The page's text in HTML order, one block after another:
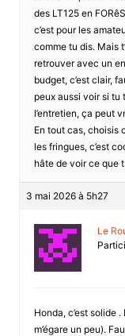
des LT125 en
c’est pour les
comme tu dis. Mais
retrouver avec un
budget, c’est clair,
peux aussi voir si
l’entretien, ça peut
En tout cas, choisis
les fringues, c’est
hâte de voir ce que
3 mai 2026 à 5h27
Le
Honda, c’est solide
m’égare un peu).